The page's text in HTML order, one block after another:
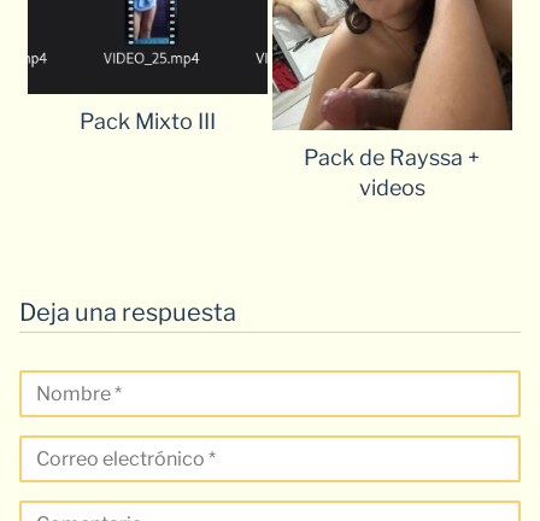
Pack Mixto III
Pack de Rayssa +
videos
Deja una respuesta